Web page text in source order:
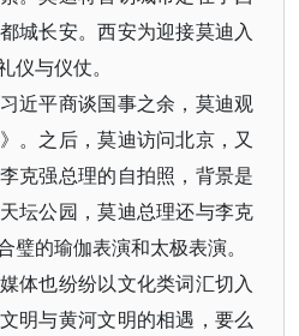
城长安。西安为迎接莫迪入
仪与仪仗。
平商谈国事之余，莫迪观
。之后，莫迪访问北京，又
克强总理的自拍照，背景是
坛公园，莫迪总理还与李克
璧的瑜伽表演和太极表演。
也纷纷以文化类词汇切入
明与黄河文明的相遇，要么